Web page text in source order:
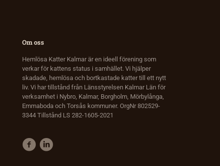
Om oss
Hemlösa Katter Kalmar är en ideell förening som
verkar för kattens status i samhället. Vi hjälper
skadade, hemlösa och bortkastade katter till ett nytt
liv. Vi har tillstånd från Länsstyrelsen Kalmar Län för
verksamhet i Nybro, Kalmar, Borgholm, Mörbylånga,
Emmaboda och Torsås kommuner. OrgNr 802529-
3344 Tillstånd LS 282-1605-2021